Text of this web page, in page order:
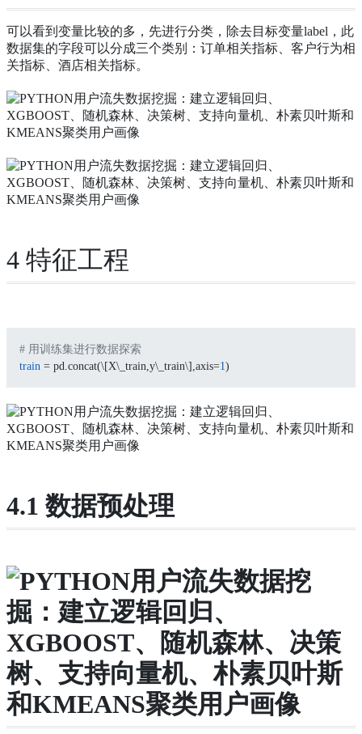
可以看到变量比较的多，先进行分类，除去目标变量label，此
数据集的字段可以分成三个类别：订单相关指标、客户行为相
关指标、酒店相关指标。
4 特征工程
# 用训练集进行数据探索
train = pd.concat(\[X\_train,y\_train\],axis=1)
4.1 数据预处理